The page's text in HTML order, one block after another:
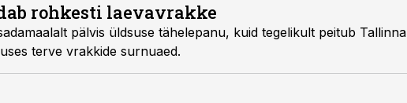
rohkesti laevavrakke
pälvis üldsuse tähelepanu, kuid tegelikult peitub Tallinna
kunagisel sadama­alal ja selle läheduses terve vrakkide surnuaed.